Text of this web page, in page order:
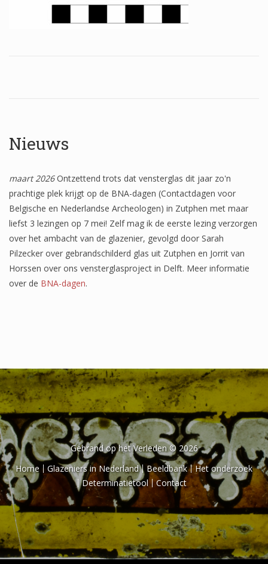
Geometrische patronen
Boordglazen
Omlijsting
Teksten
Onbeschilderd glas
Literatuurlijst
Nieuws
maart 2026Ontzettend trots dat vensterglas dit jaar zo'n
prachtige plek krijgt op de BNA-dagen (Contactdagen voor
Belgische en Nederlandse Archeologen) in Zutphen met maar
liefst 3 lezingen op 7 mei! Zelf mag ik de eerste lezing verzorgen
over het ambacht van de glazenier, gevolgd door Sarah
Pilzecker over gebrandschilderd glas uit Zutphen en Jorrit van
Horssen over ons vensterglasproject in Delft. Meer informatie
over de BNA-dagen.
Gebrand op het Verleden © 2026
Home
Glazeniers in Nederland Beeldbank
Het onderzoek
Determinatietool
Contact